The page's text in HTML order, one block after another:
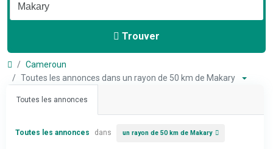
Trouver
Cameroun
Toutes les annonces dans un rayon de 50 km de Makary
Toutes les annonces
Toutes les annonces dans un rayon de 50 km de Makary